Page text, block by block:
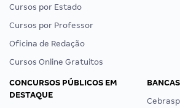
Cursos por Estado
Cursos por Professor
Oficina de Redação
Cursos Online Gratuitos
CONCURSOS PÚBLICOS EM
DESTAQUE